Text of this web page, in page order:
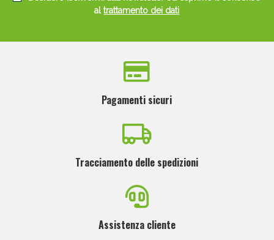
altrattamento dei dati
Pagamenti sicuri
Tracciamento delle spedizioni
Assistenza cliente